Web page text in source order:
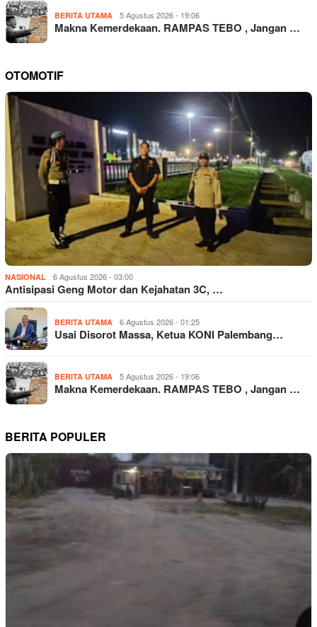
BERITA UTAMA 5 Agustus 2026 - 19:06
Makna Kemerdekaan. RAMPAS TEBO , Jangan …
OTOMOTIF
NASIONAL 6 Agustus 2026 - 03:00
Antisipasi Geng Motor dan Kejahatan 3C, …
BERITA UTAMA 6 Agustus 2026 - 01:25
Usai Disorot Massa, Ketua KONI Palembang…
BERITA UTAMA 5 Agustus 2026 - 19:06
Makna Kemerdekaan. RAMPAS TEBO , Jangan …
BERITA POPULER